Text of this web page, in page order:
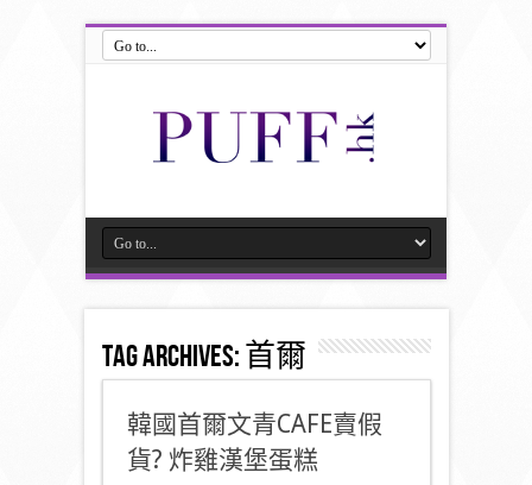
Tag Archives:首爾
韓國首爾文青CAFE賣假
貨? 炸雞漢堡蛋糕